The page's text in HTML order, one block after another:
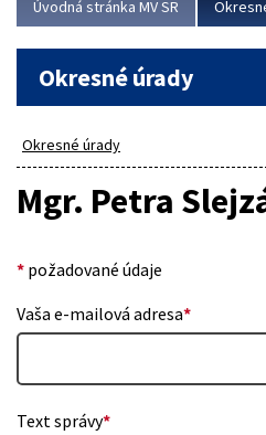
Viac
Úvodná stránka MV SR
Okresné úrady
Okresné úrady
Mgr. Petra
* požadované údaje
Vaša e-mailová adresa*
Text správy*